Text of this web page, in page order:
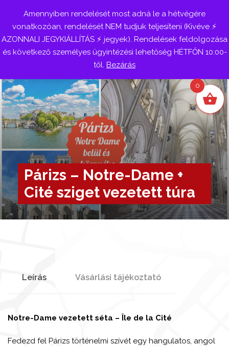
Belépés
Párizs – Notre-Dame +
Cité sziget vezetett túra
Leírás Vásárlási tájékoztató
Notre-Dame vezetett séta – Île de la Cité
Fedezd fel Párizs történelmi szívét egy hangulatos, angol
Amennyiben rendelését most adná le a hétvégére
vonatkozóan, rendelését NEM tudjuk teljesíteni (Kivéve ⚡
AZONNALI JEGYKIÁLLÍTÁS ⚡ jegyek). Rendelések feldolgozása
és következő személyes ügyintézési lehetőség HÉTFŐN 10:00-
től. Bezárás
0